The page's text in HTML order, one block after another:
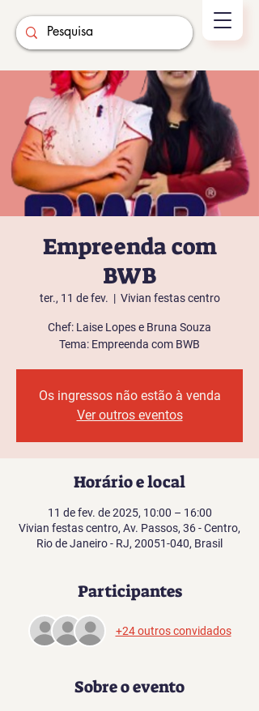
Empreenda com
BWB
ter., 11 de fev.
  |
Vivian festas centro
Chef: Laise Lopes e Bruna Souza
Tema: Empreenda com BWB
Os ingressos não estão à venda
Ver outros eventos
Horário e local
11 de fev. de 2025, 10:00 – 16:00
Vivian festas centro, Av. Passos, 36 - Centro,
Rio de Janeiro - RJ, 20051-040, Brasil
Participantes
+24 outros convidados
Sobre o evento